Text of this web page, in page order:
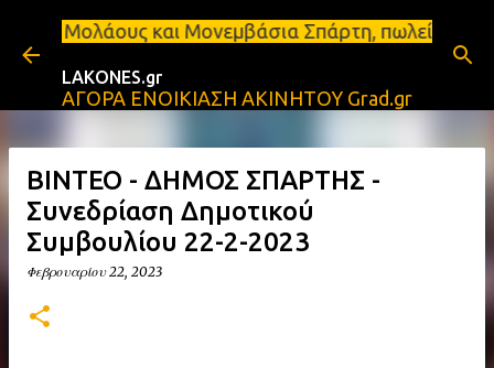
Μετάβαση στο κύριο περιεχόμενο
Μολάους και Μονεμβάσια Σπάρτη,
LAKONES.gr
ΑΓΟΡΑ ΕΝΟΙΚΙΑΣΗ ΑΚΙΝΗΤΟΥ Grad.gr
ΒΙΝΤΕΟ - ΔΗΜΟΣ ΣΠΑΡΤΗΣ -
Συνεδρίαση Δημοτικού
Συμβουλίου 22-2-2023
Φεβρουαρίου 22, 2023